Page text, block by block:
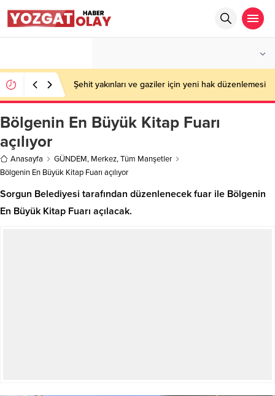
Şehit yakınları ve gaziler için yeni hak düzenlemesi
Bölgenin En Büyük Kitap Fuarı
açılıyor
Anasayfa GÜNDEM, Merkez,Tüm Manşetler
Bölgenin En Büyük Kitap Fuarı açılıyor
Sorgun Belediyesi tarafından düzenlenecek fuar ile Bölgenin
En Büyük Kitap Fuarı açılacak.